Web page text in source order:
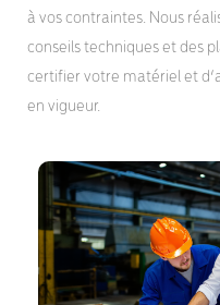
à vos contraintes. Nous
conseils techniques et des
certifier votre matériel et
en vigueur.